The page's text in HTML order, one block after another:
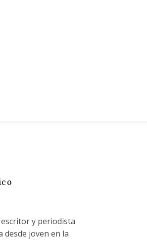
y periodista
desde joven en la